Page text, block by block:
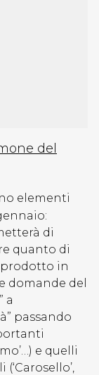
del
elementi
di
quanto di
prodotto in
domande del
a
passando
e quelli